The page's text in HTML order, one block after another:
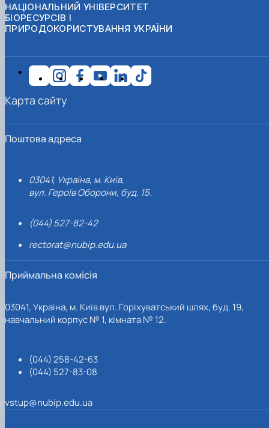
НАЦІОНАЛЬНИЙ УНІВЕРСИТЕТ
БІОРЕСУРСІВ І
ПРИРОДОКОРИСТУВАННЯ УКРАЇНИ
Поштова адреса
03041, Україна, м. Київ,
вул. Героїв Оборони, буд. 15.
(044) 527-82-42
rectorat@nubip.edu.ua
Приймальна комісія
03041, Україна, м. Київ вул. Горіхуватський шлях, буд. 19,
навчальний корпус № 1, кімната № 12.
(044) 258-42-63
(044) 527-83-08
vstup@nubip.edu.ua
Карта сайту